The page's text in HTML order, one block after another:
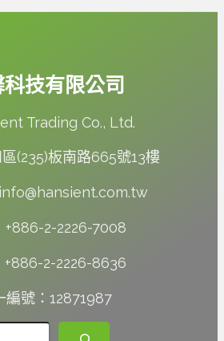
技有限公司
Trading Co., Ltd.
(235)板南路665號13樓
+886-2-2226-7008
+886-2-2226-8636
編號：12871987